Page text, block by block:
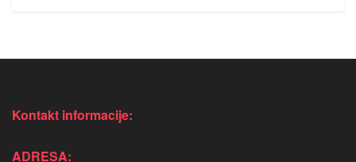
Kontakt informacije:
ADRESA: